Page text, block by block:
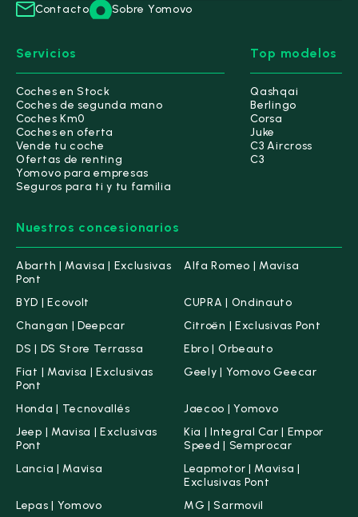
Contacto Sobre Yomovo
Servicios
Coches en Stock
Coches de segunda mano
Coches Km0
Coches en oferta
Vende tu coche
Ofertas de renting
Yomovo para empresas
Seguros para ti y tu familia
Top modelos
Qashqai
Berlingo
Corsa
Juke
C3 Aircross
C3
Nuestros concesionarios
Abarth | Mavisa | Exclusivas
Pont
Alfa Romeo | Mavisa
BYD | Ecovolt
CUPRA | Ondinauto
Changan | Deepcar
Citroën | Exclusivas Pont
DS | DS Store Terrassa
Ebro | Orbeauto
Fiat | Mavisa | Exclusivas
Pont
Geely | Yomovo Geecar
Honda | Tecnovallés
Jaecoo | Yomovo
Jeep | Mavisa | Exclusivas
Pont
Kia | Integral Car | Empor
Speed | Semprocar
Lancia | Mavisa
Leapmotor | Mavisa |
Exclusivas Pont
Lepas | Yomovo
MG | Sarmovil